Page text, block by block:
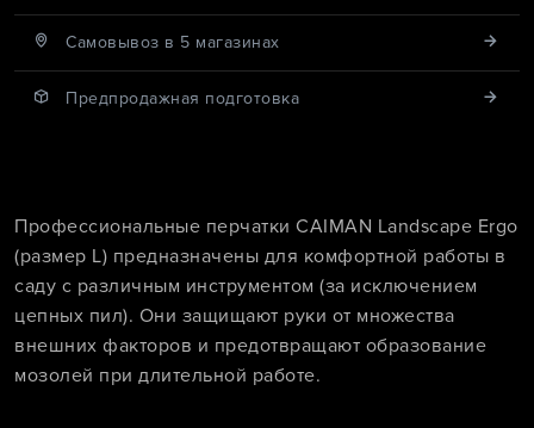
Cамовывоз в 5 магазинах
Предпродажная подготовка
Профессиональные перчатки CAIMAN Landscape Ergo
(размер L) предназначены для комфортной работы в
саду с различным инструментом (за исключением
цепных пил). Они защищают руки от множества
внешних факторов и предотвращают образование
мозолей при длительной работе.